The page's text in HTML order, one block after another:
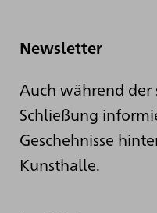
Newsletter
Auch während
Schließung
Geschehnisse
Kunsthalle.